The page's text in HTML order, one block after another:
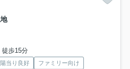
徒歩15分
陽当り良好
ファミリー向け